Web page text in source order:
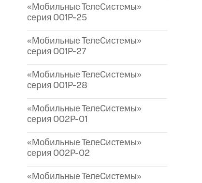
«Мобильные ТелеСистемы»
серия 001P-25
«Мобильные ТелеСистемы»
серия 001P-27
«Мобильные ТелеСистемы»
серия 001P-28
«Мобильные ТелеСистемы»
серия 002P-01
«Мобильные ТелеСистемы»
серия 002P-02
«Мобильные ТелеСистемы»